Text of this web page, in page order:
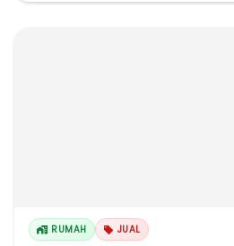
RUMAH JUAL